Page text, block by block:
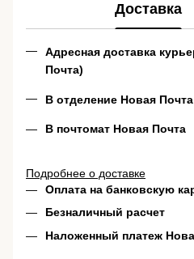
Доставка
Адресная доставка
Почта)
В отделение Новая Почта
В почтомат Новая Почта
Подробнее о доставке
Оплата на банковскую
Безналичный расчет
Наложенный платеж